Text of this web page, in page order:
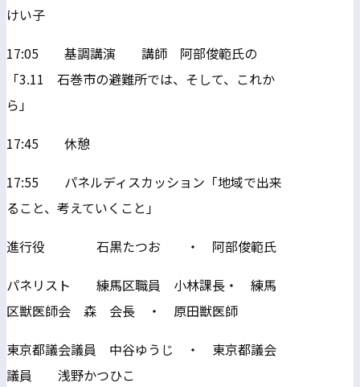
けい子
17:05 基調講演 講師 阿部俊範氏の
「3.11 石巻市の避難所では、そして、これか
ら」
17:45 休憩
17:55 パネルディスカッション「地域で出来
ること、考えていくこと」
進行役 石黒たつお ・ 阿部俊範氏
パネリスト 練馬区職員 小林課長・ 練馬
区獣医師会 森 会長 ・ 原田獣医師
東京都議会議員 中谷ゆうじ ・ 東京都議会
議員 浅野かつひこ